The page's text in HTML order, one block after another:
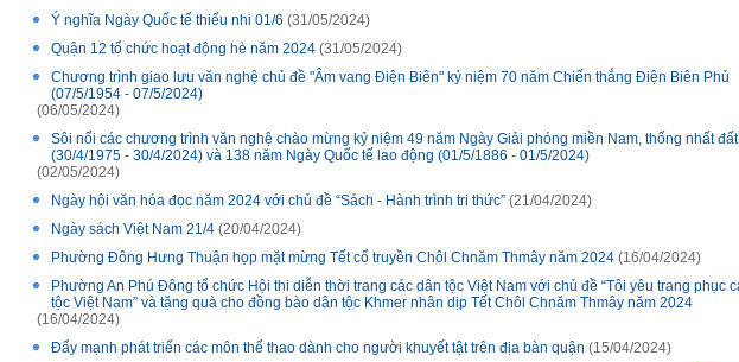
Ý nghĩa Ngày Quốc tế thiếu nhi 01/6 (31/05/2024)
Quận 12 tổ chức hoạt động hè năm 2024 (31/05/2024)
Chương trình giao lưu văn nghệ chủ đề "Âm vang Điện Biên" kỷ niệm 70 năm Chiến thắng Điện Biên Phủ
(07/5/1954 - 07/5/2024)
(06/05/2024)
Sôi nổi các chương trình văn nghệ chào mừng kỷ niệm 49 năm Ngày Giải phóng miền Nam, thống nhất
(30/4/1975 - 30/4/2024) và 138 năm Ngày Quốc tế lao động (01/5/1886 - 01/5/2024)
(02/05/2024)
Ngày hội văn hóa đọc năm 2024 với chủ đề “Sách - Hành trình tri thức” (21/04/2024)
Ngày sách Việt Nam 21/4 (20/04/2024)
Phường Đông Hưng Thuận họp mặt mừng Tết cổ truyền Chôl Chnăm Thmây năm 2024 (16/04/2024)
Phường An Phú Đông tổ chức Hội thi diễn thời trang các dân tộc Việt Nam với chủ đề “Tôi yêu trang phục
tộc Việt Nam” và tặng quà cho đồng bào dân tộc Khmer nhân dịp Tết Chôl Chnăm Thmây năm 2024
(16/04/2024)
Đẩy mạnh phát triển các môn thể thao dành cho người khuyết tật trên địa bàn quận (15/04/2024)